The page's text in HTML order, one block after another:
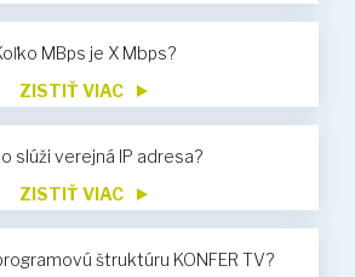
MBps je X Mbps?
ZISTIŤ VIAC
slúži verejná IP adresa?
ZISTIŤ VIAC
štruktúru KONFER TV?